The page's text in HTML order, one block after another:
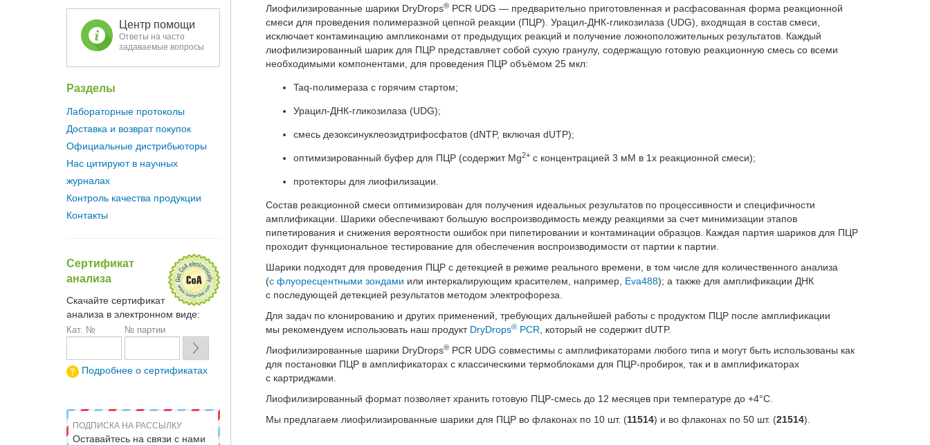
Лиофилизированные шарики DryDrops®PCR UDG — предварительно приготовленная и расфасованная форма реакционной
смеси для проведения полимеразной цепной реакции (ПЦР). Урацил-ДНК-гликозилаза (UDG), входящая в состав смеси,
исключает контаминацию ампликонами от предыдущих реакций и получение ложноположительных результатов. Каждый
лиофилизированный шарик для ПЦР представляет собой сухую гранулу, содержащую готовую реакционную смесь со всеми
необходимыми компонентами, для проведения ПЦР объёмом 25 мкл:
Taq-полимераза с горячим стартом;
Урацил-ДНК-гликозилаза (UDG);
смесь дезоксинуклеозидтрифосфатов (dNTP, включая dUTP);
оптимизированный буфер для ПЦР (содержит Mg2+с концентрацией 3 мМ в 1х реакционной смеси);
протекторы для лиофилизации.
Состав реакционной смеси оптимизирован для получения идеальных результатов по процессивности и специфичности
амплификации. Шарики обеспечивают большую воспроизводимость между реакциями за счет минимизации этапов
пипетирования и снижения вероятности ошибок при пипетировании и контаминации образцов. Каждая партия шариков для ПЦР
проходит функциональное тестирование для обеспечения воспроизводимости от партии к партии.
Шарики подходят для проведения ПЦР с детекцией в режиме реального времени, в том числе для количественного анализа
(с флуоресцентными зондами или интеркалирующим красителем, например, Eva488); а также для амплификации ДНК
с последующей детекцией результатов методом электрофореза.
Для задач по клонированию и других применений, требующих дальнейшей работы с продуктом ПЦР после амплификации
мы рекомендуем использовать наш продукт DryDrops®PCR, который не содержит dUTP.
Лиофилизированные шарики DryDrops®PCR UDG совместимы с амплификаторами любого типа и могут быть использованы как
для постановки ПЦР в амплификаторах с классическими термоблоками для ПЦР-пробирок, так и в амплификаторах
с картриджами.
Лиофилизированный формат позволяет хранить готовую ПЦР-смесь до 12 месяцев при температуре до +4°С.
Мы предлагаем лиофилизированные шарики для ПЦР во флаконах по 10 шт. (11514) и во флаконах по 50 шт. (21514).
Центр помощи
Ответы на часто
задаваемые вопросы
Разделы
Лабораторные протоколы
Доставка и возврат покупок
Официальные дистрибьюторы
Нас цитируют в научных
журналах
Контроль качества продукции
Контакты
Сертификат
анализа
Скачайте сертификат
анализа в электронном виде:
Кат. № № партии
Подробнее о сертификатах
ПОДПИСКА НА РАССЫЛКУ
Оставайтесь на связи с нами